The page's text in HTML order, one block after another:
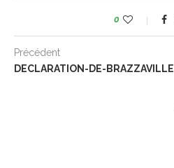
0
Précédent
DECLARATION-DE-BRAZZAVILLE